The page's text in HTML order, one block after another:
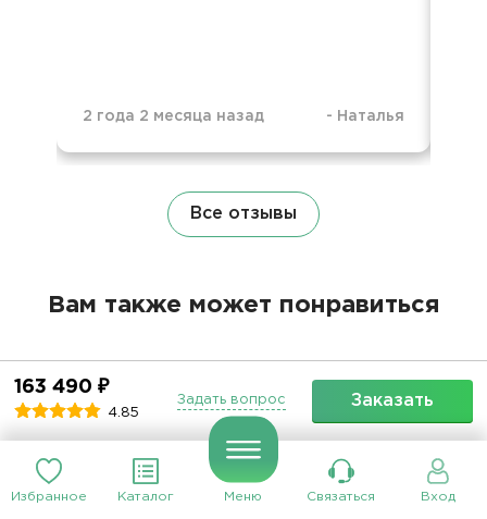
Избранное Каталог Меню Связаться Вход
163 490 ₽
4.85
Заказать
Задать вопрос
2 года 2 месяца назад - Наталья
Все отзывы
Вам также может понравиться
50
Барбекю 65.5 кг
50
Барбекю станция 10.8 кг